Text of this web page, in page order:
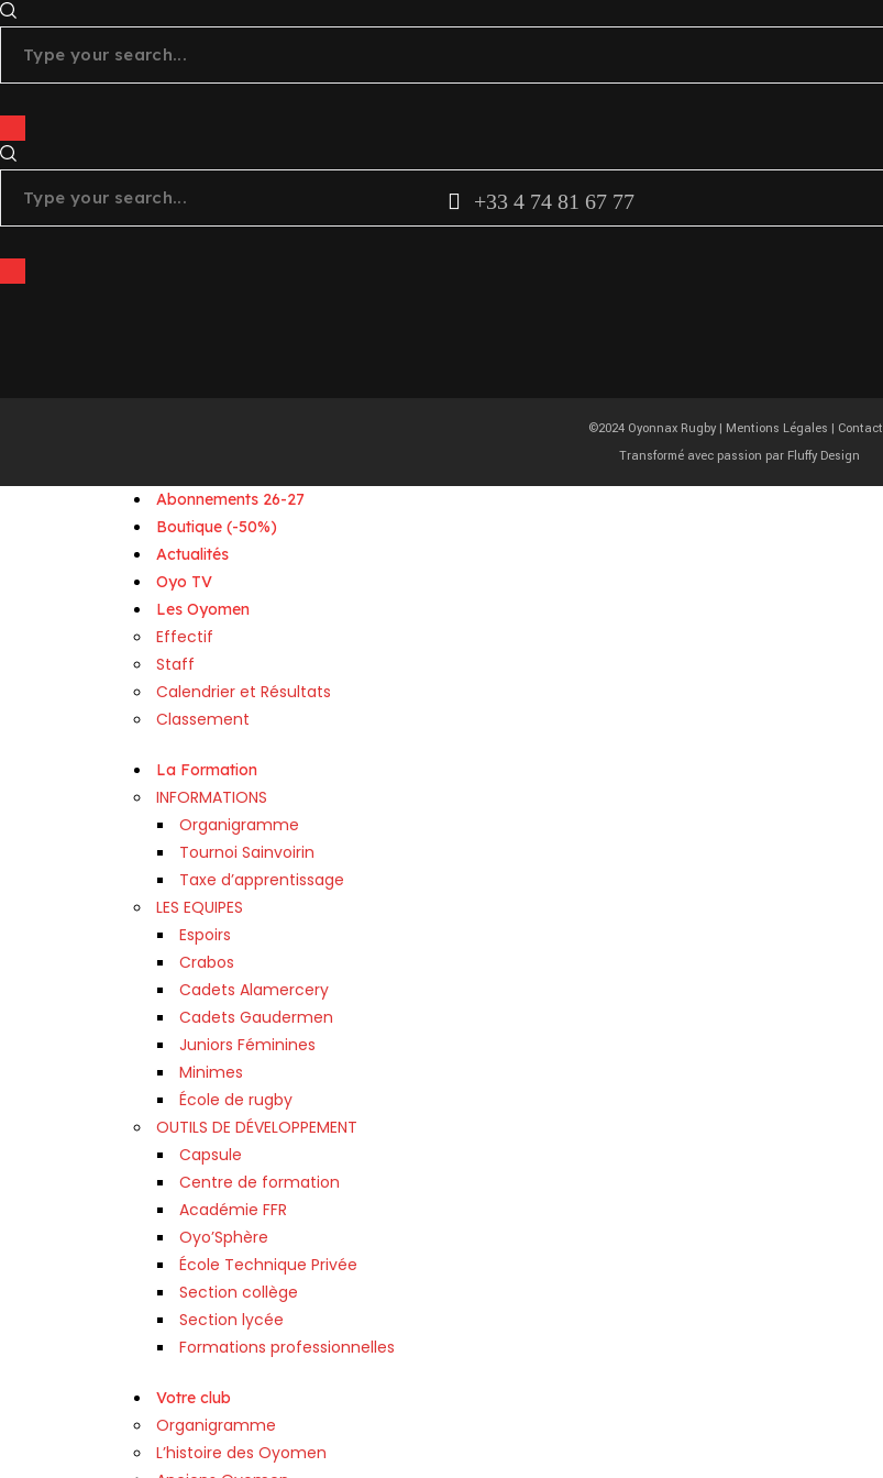
facebook
tiktok
youtube +33 4 74 81 67 77
©2024 Oyonnax Rugby | Mentions Légales | Contact
Transformé avec passion par Fluffy Design
Abonnements 26-27
Boutique (-50%)
Actualités
Oyo TV
Les Oyomen
Effectif
Staff
Calendrier et Résultats
Classement
La Formation
INFORMATIONS
Organigramme
Tournoi Sainvoirin
Taxe d’apprentissage
LES EQUIPES
Espoirs
Crabos
Cadets Alamercery
Cadets Gaudermen
Juniors Féminines
Minimes
École de rugby
OUTILS DE DÉVELOPPEMENT
Capsule
Centre de formation
Académie FFR
Oyo’Sphère
École Technique Privée
Section collège
Section lycée
Formations professionnelles
Votre club
Organigramme
L’histoire des Oyomen